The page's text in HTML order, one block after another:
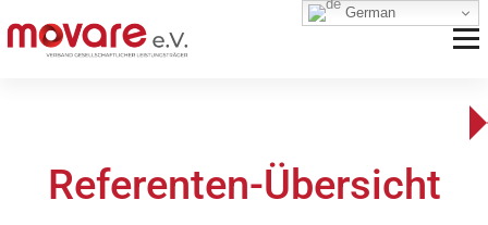
Referenten-Übersicht
German